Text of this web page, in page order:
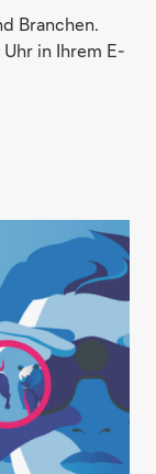
Branchen.
in Ihrem E-